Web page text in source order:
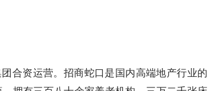
合资运营。招商蛇口是国内高端地产行业的